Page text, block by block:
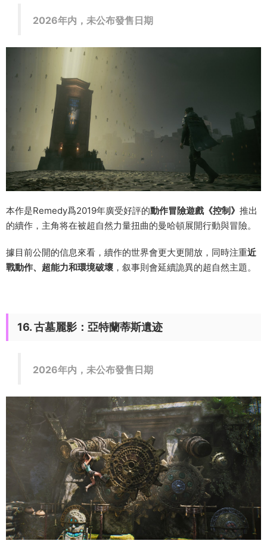
2026年内，未公布發售日期
本作是Remedy爲2019年廣受好評的動作冒險遊戲《控制》 推出
的續作，主角将在被超自然力量扭曲的曼哈頓展開行動與冒險。
據目前公開的信息來看，續作的世界會更大更開放，同時注重近
戰動作、超能力和環境破壞 ，叙事則會延續詭異的超自然主題。
16. 古墓麗影：亞特蘭蒂斯遺迹
2026年内，未公布發售日期